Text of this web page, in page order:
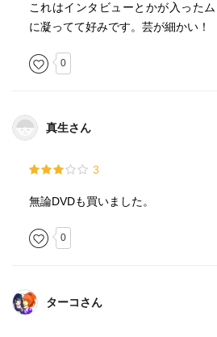
これはインタビューとかが入った
に凝ってて好みです。芸が細かい！
0
真生さん
3
無論DVDも買いました。
0
ターコさん